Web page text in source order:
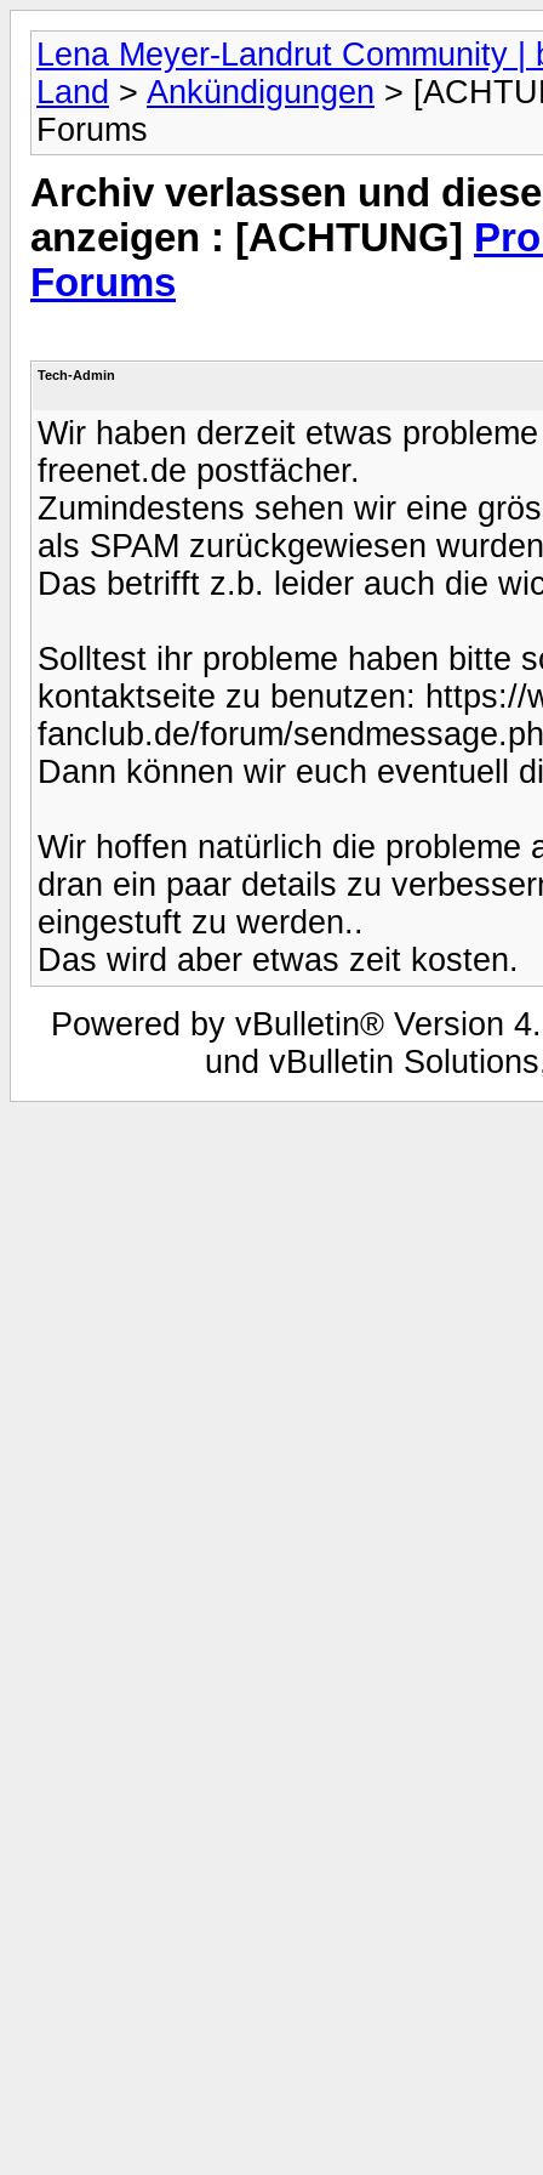
Lena Meyer-Landrut Community |
Land > Ankündigungen >
Forums
Archiv verlassen und
anzeigen : [ACHTUNG]
Forums
Tech-Admin
Wir haben derzeit etwas
freenet.de postfächer.
Zumindestens sehen wir eine
als SPAM zurückgewiesen
Das betrifft z.b. leider auch die
Solltest ihr probleme haben bitte
kontaktseite zu benutzen: https://
fanclub.de/forum/
Dann können wir euch eventuell
Wir hoffen natürlich die probleme
dran ein paar details zu
eingestuft zu werden..
Das wird aber etwas zeit kosten.
Powered by vBulletin® Version
und vBulletin